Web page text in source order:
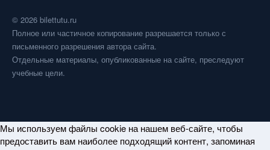
© 2026 bilettutu.ru
Полное или частичное копирование разрешается только с
письменного разрешения автора сайта.
Отдельные материалы, опубликованные на сайте, преследуют
учебные цели.
Мы используем файлы cookie на нашем веб-сайте, чтобы
предоставить вам наиболее подходящий контент, запоминая